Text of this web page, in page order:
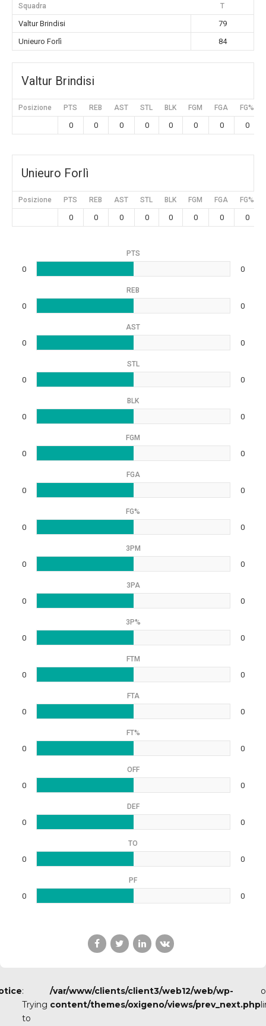
Squadra T
Valtur Brindisi
79
Unieuro Forlì
84
Valtur Brindisi
Posizione PTS REB AST STL BLK FGM FGA FG%
0 0 0 0 0 0 0 0
Unieuro Forlì
Posizione PTS REB AST STL BLK FGM FGA FG%
0 0 0 0 0 0 0 0
PTS
0 0
REB
0 0
AST
0 0
STL
0 0
BLK
0 0
FGM
0 0
FGA
0 0
FG%
0 0
3PM
0 0
3PA
0 0
3P%
0 0
FTM
0 0
FTA
0 0
FT%
0 0
OFF
0 0
DEF
0 0
TO
0 0
PF
0 0
:
Trying
to
/var/www/clients/client3/web12/web/wp-
content/themes/oxigeno/views/prev_next.php